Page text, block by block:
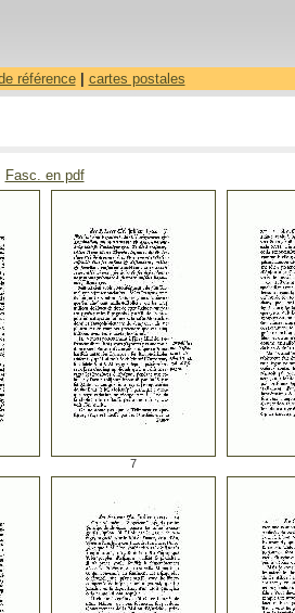
référence| cartes postales
Fasc. en pdf
7